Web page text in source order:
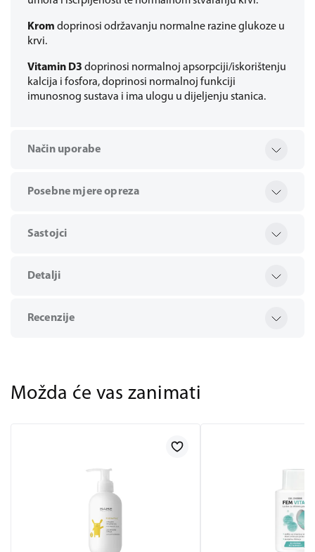
Krom doprinosi održavanju normalne razine glukoze u
krvi.
Vitamin D3 doprinosi normalnoj apsorpciji/iskorištenju
kalcija i fosfora, doprinosi normalnoj funkciji
imunosnog sustava i ima ulogu u dijeljenju stanica.
Način uporabe
Posebne mjere opreza
Sastojci
Detalji
Recenzije
Možda će vas zanimati